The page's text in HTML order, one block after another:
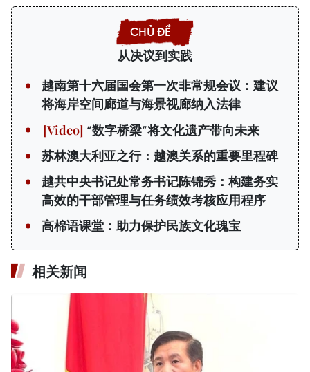
从决议到实践
越南第十六届国会第一次非常规会议：建议
将海岸空间廊道与海景视廊纳入法律
“数字桥梁”将文化遗产带向未来
苏林澳大利亚之行：越澳关系的重要里程碑
越共中央书记处常务书记陈锦秀：构建务实
高效的干部管理与任务绩效考核应用程序
高棉语课堂：助力保护民族文化瑰宝
相关新闻